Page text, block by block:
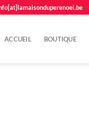
ACCUEIL BOUTIQUE